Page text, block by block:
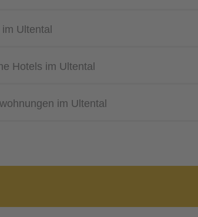
Ultental
Hotels im Ultental
im Ultental